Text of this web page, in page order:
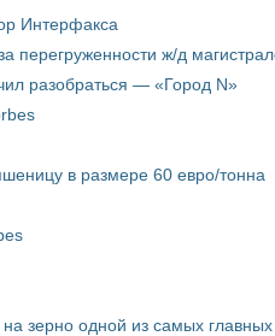
Интерфакса
перегруженности ж/д
разобраться — «Город N»
в размере 60 евро/тонна
зерно одной из самых главных